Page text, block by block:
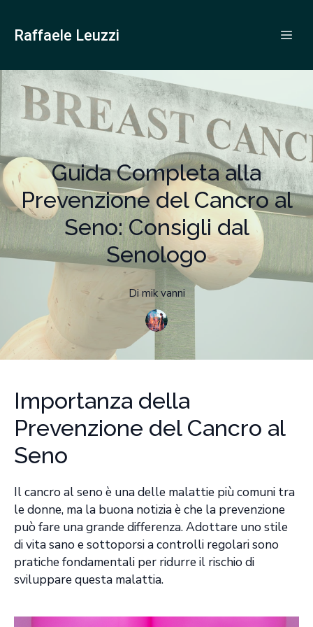
Raffaele Leuzzi
Guida Completa alla
Prevenzione del Cancro al
Seno: Consigli dal
Senologo
Di mik vanni
Importanza della
Prevenzione del Cancro al
Seno
Il cancro al seno è una delle malattie più comuni tra
le donne, ma la buona notizia è che la prevenzione
può fare una grande differenza. Adottare uno stile
di vita sano e sottoporsi a controlli regolari sono
pratiche fondamentali per ridurre il rischio di
sviluppare questa malattia.